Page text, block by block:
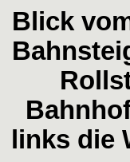
Blick
links die